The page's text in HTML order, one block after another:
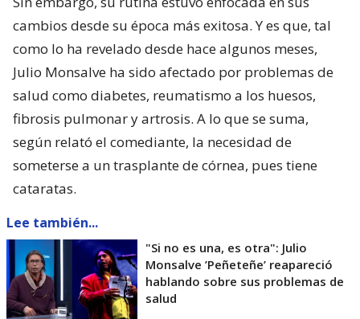
cambios desde su época más exitosa. Y es que, tal
como lo ha revelado desde hace algunos meses,
Julio Monsalve ha sido afectado por problemas de
salud como diabetes, reumatismo a los huesos,
fibrosis pulmonar y artrosis. A lo que se suma,
según relató el comediante, la necesidad de
someterse a un trasplante de córnea, pues tiene
cataratas.
Lee también...
"Si no es una, es otra": Julio
Monsalve ’Peñeteñe’ reapareció
hablando sobre sus problemas de
salud